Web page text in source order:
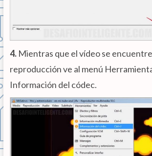
4.Mientras que el vídeo se
reproducción ve al menú
Información del códec.